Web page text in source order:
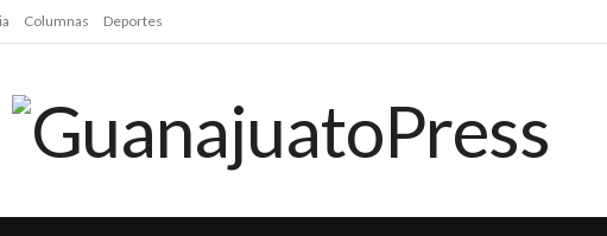
Columnas Deportes